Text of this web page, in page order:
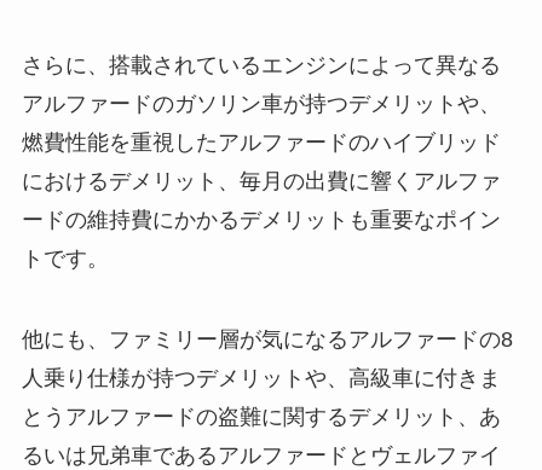
さらに、搭載されているエンジンによって異なる
アルファードのガソリン車が持つデメリットや、
燃費性能を重視したアルファードのハイブリッド
におけるデメリット、毎月の出費に響くアルファ
ードの維持費にかかるデメリットも重要なポイン
トです。
他にも、ファミリー層が気になるアルファードの8
人乗り仕様が持つデメリットや、高級車に付きま
とうアルファードの盗難に関するデメリット、あ
るいは兄弟車であるアルファードとヴェルファイ